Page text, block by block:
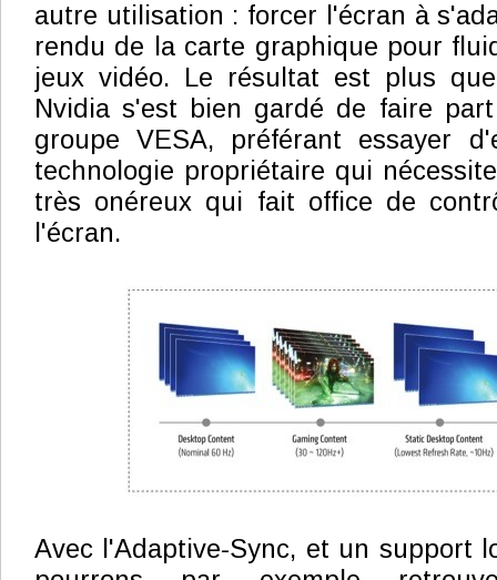
autre utilisation : forcer l'écran à
rendu de la carte graphique pour
jeux vidéo. Le résultat est plus
Nvidia s'est bien gardé de faire
groupe VESA, préférant essayer
technologie propriétaire qui
très onéreux qui fait office de
l'écran.
Avec l'Adaptive-Sync, et un support